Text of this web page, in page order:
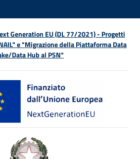
Generation EU (DL 77/2021) - Progetti
e "Migrazione della Piattaforma Data
Data Hub al PSN"